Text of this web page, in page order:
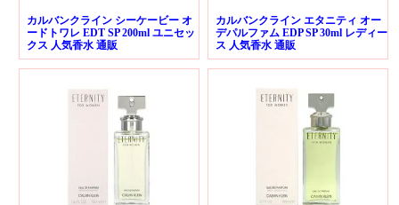
カルバンクライン シーケービー オ
ードトワレ EDT SP 200ml ユニセッ
クス 人気香水 通販
カルバンクライン エタニティ オー
デパルファム EDP SP 30ml レディー
ス 人気香水 通販